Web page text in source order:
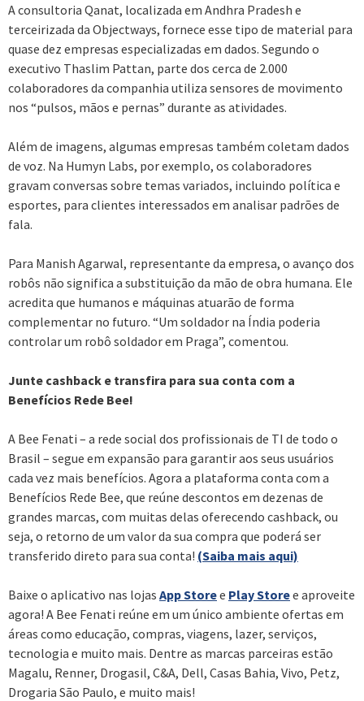
A consultoria Qanat, localizada em Andhra Pradesh e
terceirizada da Objectways, fornece esse tipo de material para
quase dez empresas especializadas em dados. Segundo o
executivo Thaslim Pattan, parte dos cerca de 2.000
colaboradores da companhia utiliza sensores de movimento
nos “pulsos, mãos e pernas” durante as atividades.
Além de imagens, algumas empresas também coletam dados
de voz. Na Humyn Labs, por exemplo, os colaboradores
gravam conversas sobre temas variados, incluindo política e
esportes, para clientes interessados em analisar padrões de
fala.
Para Manish Agarwal, representante da empresa, o avanço dos
robôs não significa a substituição da mão de obra humana. Ele
acredita que humanos e máquinas atuarão de forma
complementar no futuro. “Um soldador na Índia poderia
controlar um robô soldador em Praga”, comentou.
Junte cashback e transfira para sua conta com a
Benefícios Rede Bee!
A Bee Fenati – a rede social dos profissionais de TI de todo o
Brasil – segue em expansão para garantir aos seus usuários
cada vez mais benefícios. Agora a plataforma conta com a
Benefícios Rede Bee, que reúne descontos em dezenas de
grandes marcas, com muitas delas oferecendo cashback, ou
seja, o retorno de um valor da sua compra que poderá ser
transferido direto para sua conta! (Saiba mais aqui)
Baixe o aplicativo nas lojas App Storee Play Storee aproveite
agora! A Bee Fenati reúne em um único ambiente ofertas em
áreas como educação, compras, viagens, lazer, serviços,
tecnologia e muito mais. Dentre as marcas parceiras estão
Magalu, Renner, Drogasil, C&A, Dell, Casas Bahia, Vivo, Petz,
Drogaria São Paulo, e muito mais!